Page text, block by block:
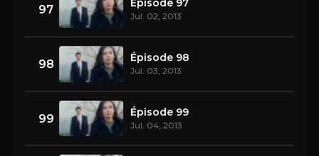
97 Épisode 97
Jul. 02, 2013
98 Épisode 98
Jul. 03, 2013
99 Épisode 99
Jul. 04, 2013